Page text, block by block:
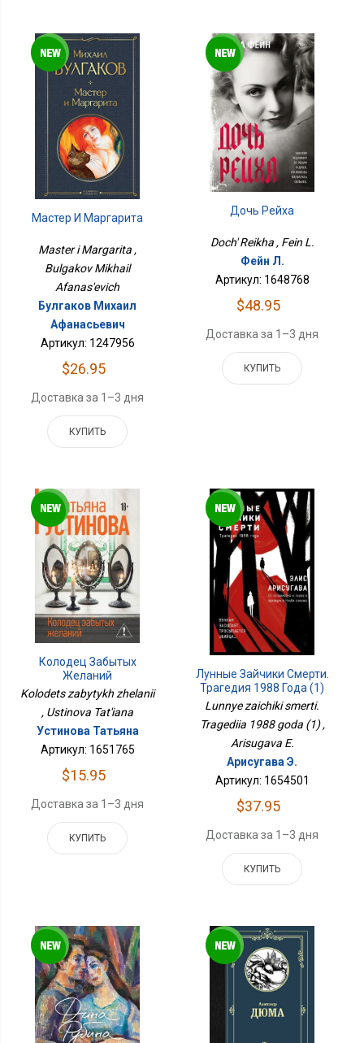
Мастер И Маргарита
Master i Margarita ,
Bulgakov Mikhail
Afanas'evich
Булгаков Михаил
Афанасьевич
Артикул: 1247956
$26.95
Доставка за 1–3 дня
КУПИТЬ
Дочь Рейха
Doch' Reikha , Fein L.
Фейн Л.
Артикул: 1648768
$48.95
Доставка за 1–3 дня
КУПИТЬ
Колодец Забытых
Желаний
Kolodets zabytykh zhelanii
, Ustinova Tat'iana
Устинова Татьяна
Артикул: 1651765
$15.95
Доставка за 1–3 дня
КУПИТЬ
Лунные Зайчики Смерти.
Трагедия 1988 Года (1)
Lunnye zaichiki smerti.
Tragediia 1988 goda (1) ,
Arisugava E.
Арисугава Э.
Артикул: 1654501
$37.95
Доставка за 1–3 дня
КУПИТЬ